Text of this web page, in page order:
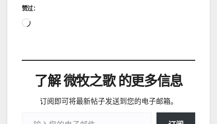
赞过：
正
载…
了解 微牧之歌 的更多信息
订阅即可将最新帖子发送到您的电子邮箱。